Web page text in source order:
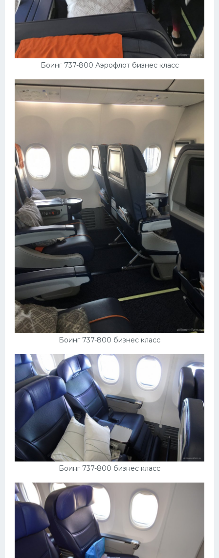
Боинг 737-800 Аэрофлот бизнес класс
Боинг 737-800 бизнес класс
Боинг 737-800 бизнес класс
Ямаха
Додж
Ява
Эмблемы